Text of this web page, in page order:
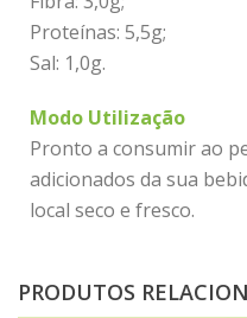
Proteínas: 5,5g;
Sal: 1,0g.
Modo Utilização
Pronto a consumir ao
adicionados da sua
local seco e fresco.
PRODUTOS